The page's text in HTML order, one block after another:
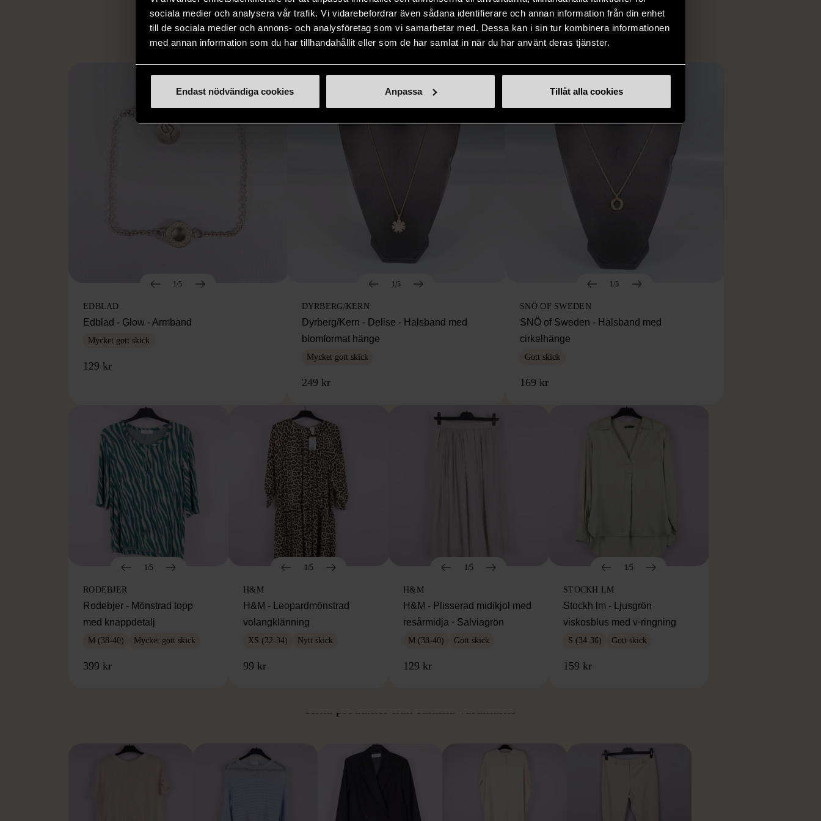
sociala medier och analysera vår trafik. Vi vidarebefordrar även sådana identifierare och annan information från din enhet
till de sociala medier och annons- och analysföretag som vi samarbetar med. Dessa kan i sin tur kombinera informationen
med annan information som du har tillhandahållit eller som de har samlat in när du har använt deras tjänster.
Endast nödvändiga cookies Anpassa Tillåt alla cookies
Hitta produkter som påminner om denna
1/5
EDBLAD
Edblad - Glow - Armband
Mycket gott skick
129 kr
1/5
DYRBERG/KERN
Dyrberg/Kern - Delise - Halsband med
blomformat hänge
Mycket gott skick
249 kr
1/5
SNÖ OF SWEDEN
SNÖ of Sweden - Halsband med
cirkelhänge
Gott skick
169 kr
1/5
RODEBJER
Rodebjer - Mönstrad topp
med knappdetalj
M (38-40) Mycket gott skick
399 kr
1/5
H&M
H&M - Leopardmönstrad
volangklänning
XS (32-34) Nytt skick
99 kr
1/5
H&M
H&M - Plisserad midikjol med
resårmidja - Salviagrön
M (38-40) Gott skick
129 kr
1/5
STOCKH LM
Stockh lm - Ljusgrön
viskosblus med v-ringning
S (34-36) Gott skick
159 kr
Hitta produkter från samma varumärke